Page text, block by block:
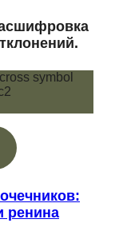
ренина